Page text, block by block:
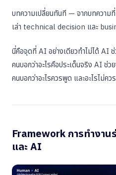
บทความเปลี่ยนทันที — จากบทความ
เล่า technical decision และ
นี่คือจุดที่ AI อย่างเดียวทำไม่ได้ AI
คนบอกว่าอะไรคือประเด็นจริง AI ช่
คนบอกว่าอะไรควรพูด และอะไรไม่คว
Framework การทำงาน
และ AI